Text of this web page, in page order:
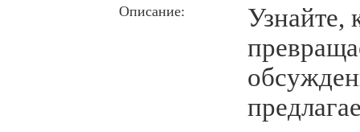
Описание:
Узнайте,